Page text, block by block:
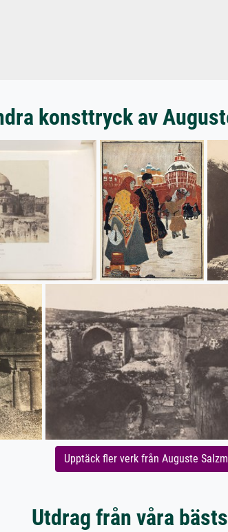
konsttryck av
Upptäck fler verk från Auguste
Utdrag från våra